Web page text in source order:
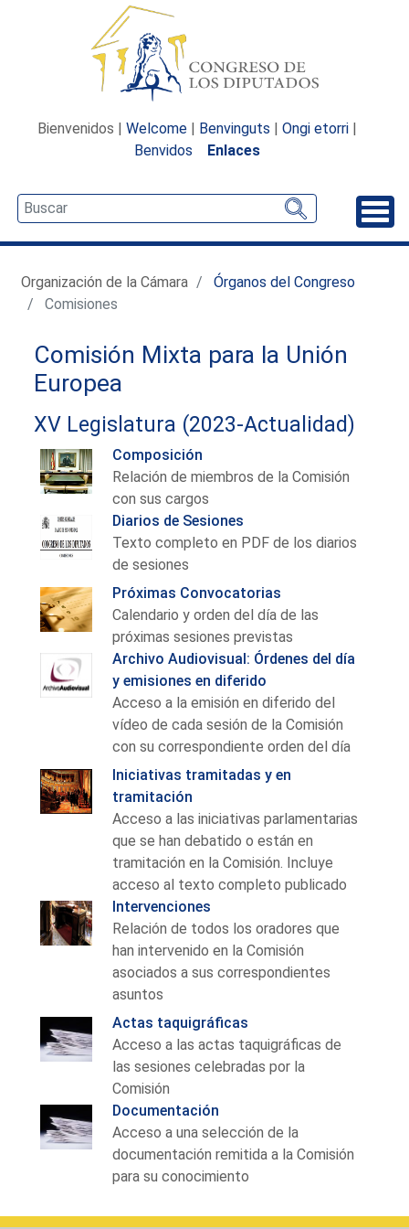
Bienvenidos | Welcome | Benvinguts | Ongi etorri |
Benvidos
Enlaces
Organización de la Cámara
Órganos del Congreso
Comisiones
Comisión Mixta para la Unión
Europea
XV Legislatura (2023-Actualidad)
Composición
Relación de miembros de la Comisión
con sus cargos
Diarios de Sesiones
Texto completo en PDF de los diarios
de sesiones
Próximas Convocatorias
Calendario y orden del día de las
próximas sesiones previstas
Archivo Audiovisual: Órdenes del día
y emisiones en diferido
Acceso a la emisión en diferido del
vídeo de cada sesión de la Comisión
con su correspondiente orden del día
Iniciativas tramitadas y en
tramitación
Acceso a las iniciativas parlamentarias
que se han debatido o están en
tramitación en la Comisión. Incluye
acceso al texto completo publicado
Intervenciones
Relación de todos los oradores que
han intervenido en la Comisión
asociados a sus correspondientes
asuntos
Actas taquigráficas
Acceso a las actas taquigráficas de
las sesiones celebradas por la
Comisión
Documentación
Acceso a una selección de la
documentación remitida a la Comisión
para su conocimiento